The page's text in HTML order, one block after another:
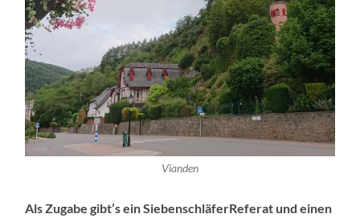
Vianden
Als Zugabe gibt’s ein SiebenschläferReferat und einen